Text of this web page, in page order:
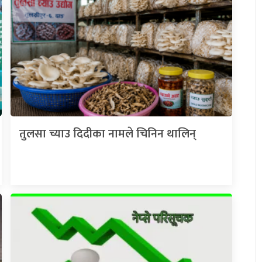
तुलसा च्याउ दिदीका नामले चिनिन थालिन्